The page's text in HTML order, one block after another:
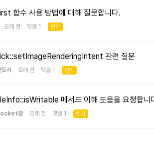
함수 사용 방법에 대해 질문합니다.
오래 전 댓글 1 인기
관련 질문
사 오래 전 댓글 1 인기
메서드 이해 도움을 요청합니
광 오래 전 댓글 1 인기